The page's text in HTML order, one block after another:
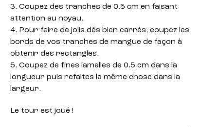
3. Coupez des tranches de 0.5 cm en faisant
attention au noyau.
4. Pour faire de jolis dés bien carrés, coupez les
bords de vos tranches de mangue de façon à
obtenir des rectangles.
5. Coupez de fines lamelles de 0.5 cm dans la
longueur puis refaites la même chose dans la
largeur.
Le tour est joué !